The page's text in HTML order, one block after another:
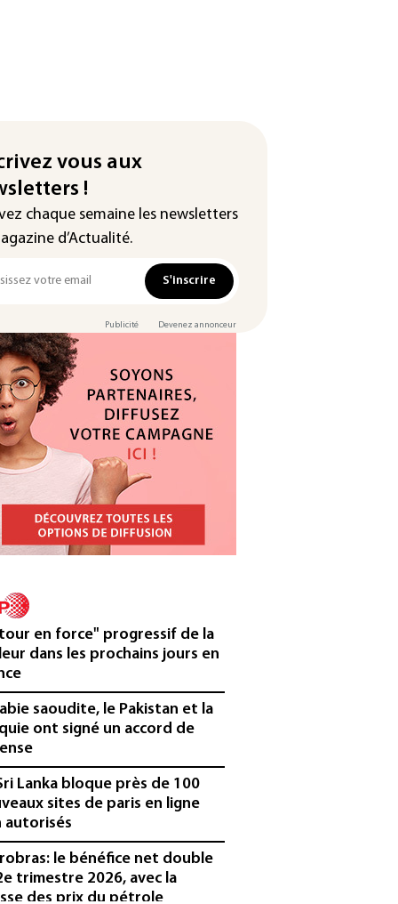
vous aux
!
chaque semaine les newsletters
d’Actualité.
S'inscrire
Publicité Devenez annonceur
en force" progressif de la
dans les prochains jours en
saoudite, le Pakistan et la
ont signé un accord de
Lanka bloque près de 100
sites de paris en ligne
autorisés
le bénéfice net double
trimestre 2026, avec la
des prix du pétrole